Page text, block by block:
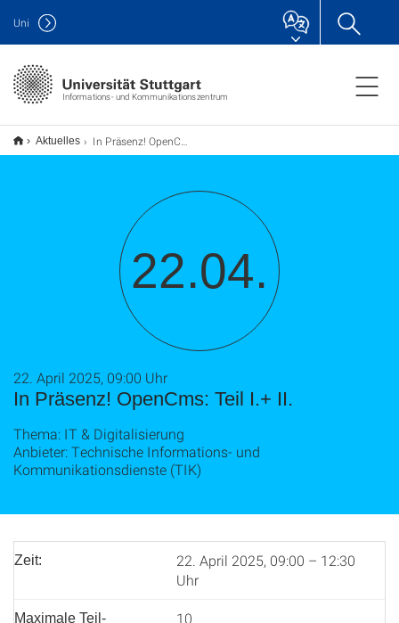
Informations- und Kommunikationszentrum
Uni
Aktuelles In Präsenz! OpenCms: Teil I.+ II.
22.04.
In Präsenz! OpenCms: Teil I.+ II.
22. April 2025, 09:00 Uhr
Thema: IT & Digitalisierung
Anbieter: Technische Informations- und
Kommunikationsdienste (TIK)
Zeit:
22. April 2025, 09:00 – 12:30
Uhr
Maximale Teil­
10